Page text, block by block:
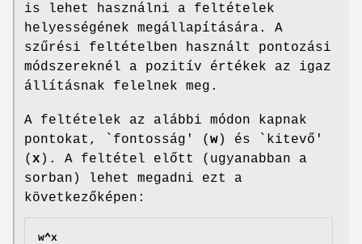
is lehet használni a feltételek
helyességének megállapítására. A
szűrési feltételben használt pontozási
módszereknél a pozitív értékek az igaz
állításnak felelnek meg.
A feltételek az alábbi módon kapnak
pontokat, `fontosság' ( w) és `kitevő'
( x ). A feltétel előtt (ugyanabban a
sorban) lehet megadni ezt a
következőképen:
w^x